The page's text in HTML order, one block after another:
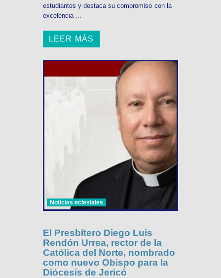
estudiantes y destaca su compromiso con la
excelencia ...
LEER MÁS
Noticias eclesiales
El Presbítero Diego Luis
Rendón Urrea, rector de la
Católica del Norte, nombrado
como nuevo Obispo para la
Diócesis de Jericó